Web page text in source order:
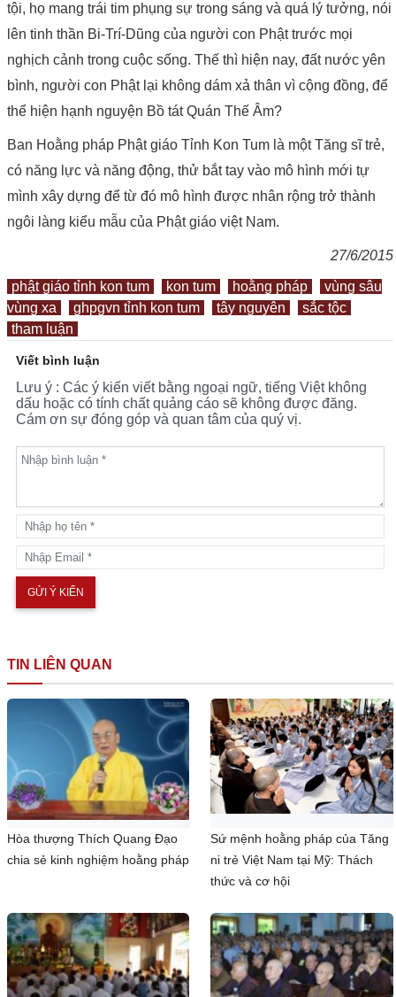
tội, họ mang trái tim phụng sự trong sáng và quá lý tưởng, nói
lên tinh thần Bi-Trí-Dũng của người con Phật trước mọi
nghịch cảnh trong cuộc sống. Thế thì hiện nay, đất nước yên
bình, người con Phật lại không dám xả thân vì cộng đồng, để
thể hiện hạnh nguyện Bồ tát Quán Thế Âm?
Ban Hoằng pháp Phật giáo Tỉnh Kon Tum là một Tăng sĩ trẻ,
có năng lực và năng động, thử bắt tay vào mô hình mới tự
mình xây dựng để từ đó mô hình được nhân rộng trở thành
ngôi làng kiểu mẫu của Phật giáo việt Nam.
27/6/2015
phật giáo tỉnh kon tum kon tum hoằng pháp
vùng sâu
vùng xa
ghpgvn tỉnh kon tum tây nguyên
sắc tộc
tham luận
Viết bình luận
Lưu ý : Các ý kiến viết bằng ngoại ngữ, tiếng Việt không
dấu hoặc có tính chất quảng cáo sẽ không được đăng.
Cám ơn sự đóng góp và quan tâm của quý vị.
TIN LIÊN QUAN
Hòa thượng Thích Quang Đạo
chia sẻ kinh nghiệm hoằng pháp
Sứ mệnh hoằng pháp của Tăng
ni trẻ Việt Nam tại Mỹ: Thách
thức và cơ hội